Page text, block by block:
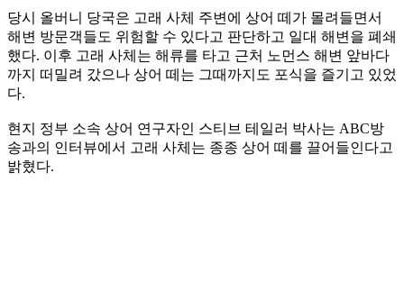
당시 올버니 당국은 고래 사체 주변에 상어 떼가 몰려들면서
해변 방문객들도 위험할 수 있다고 판단하고 일대 해변을 폐쇄
했다. 이후 고래 사체는 해류를 타고 근처 노먼스 해변 앞바다
까지 떠밀려 갔으나 상어 떼는 그때까지도 포식을 즐기고 있었
다.
현지 정부 소속 상어 연구자인 스티브 테일러 박사는 ABC방
송과의 인터뷰에서 고래 사체는 종종 상어 떼를 끌어들인다고
밝혔다.